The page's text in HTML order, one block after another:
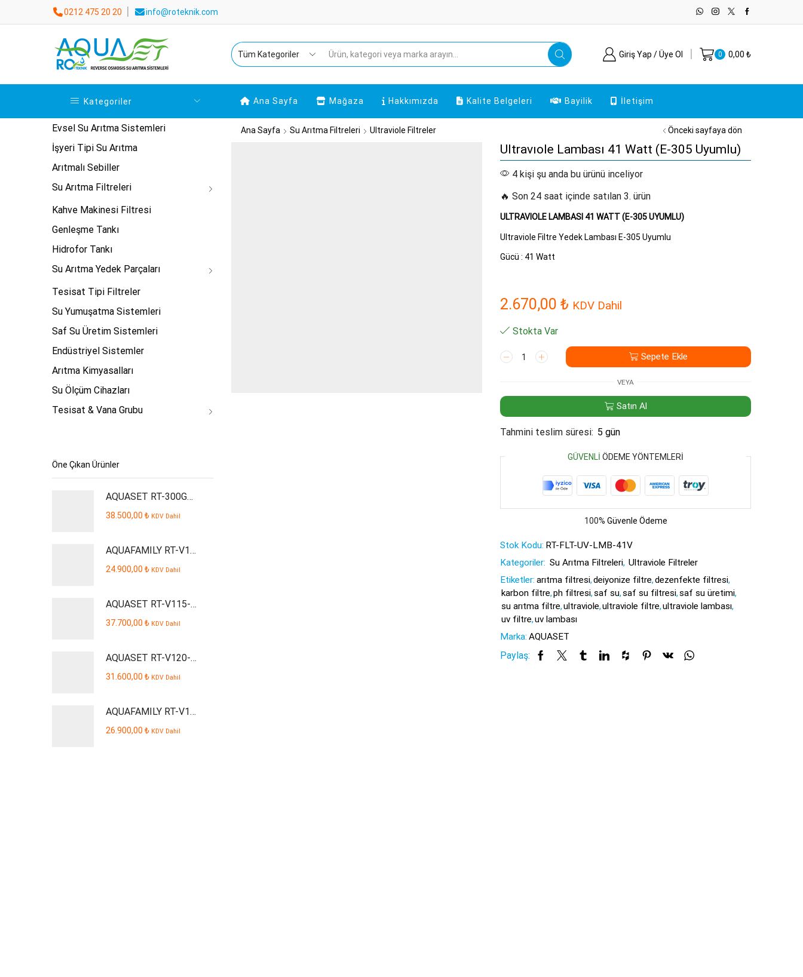
0212 475 20 20 info@roteknik.com
Search
Giriş Yap / Üye Ol 0 0,00 ₺
Kategoriler Ana Sayfa Mağaza Hakkımızda Kalite Belgeleri Bayilik İletişim
Ana Sayfa Su Arıtma Filtreleri Ultraviole Filtreler Önceki sayfaya dön
Ultravıole Lambası 41 Watt (E-305 Uyumlu)
4 kişi şu anda bu ürünü inceliyor
🔥 Son 24 saat içinde satılan 3. ürün
ULTRAVIOLE LAMBASI 41 WATT (E-305 UYUMLU)
Ultraviole Filtre Yedek Lambası E-305 Uyumlu
Gücü : 41 Watt
2.670,00 ₺ KDV Dahil
Stokta Var
Ultravıole
Lambası
(E-
305
adet
Sepete Ekle
VEYA
Satın Al
Tahmini teslim süresi: 5 gün
GÜVENLI ÖDEME YÖNTEMLERI
100% Güvenle Ödeme
Stok Kodu: RT-FLT-UV-LMB-41V
Kategoriler: Su Arıtma Filtreleri, Ultraviole Filtreler
Etiketler: arıtma filtresi,deiyonize filtre,dezenfekte filtresi,
karbon filtre,ph filtresi,saf su,saf su filtresi,saf su üretimi,
su arıtma filtre,ultraviole,ultraviole filtre,ultraviole lambası,
uv filtre,uv lambası
Marka: AQUASET
Paylaş:
Evsel Su Arıtma Sistemleri
İşyeri Tipi Su Arıtma
Arıtmalı Sebiller
Su Arıtma Filtreleri
Kahve Makinesi Filtresi
Genleşme Tankı
Hidrofor Tankı
Su Arıtma Yedek Parçaları
Tesisat Tipi Filtreler
Su Yumuşatma Sistemleri
Saf Su Üretim Sistemleri
Endüstriyel Sistemler
Arıtma Kimyasalları
Su Ölçüm Cihazları
Tesisat & Vana Grubu
Öne Çıkan Ürünler
AQUASET RT-300GPD Plus İşyeri Tipi Su Arıtma Cihazı
38.500,00 ₺ KDV Dahil
AQUAFAMILY RT-V109-P Smart Dijital Kabinli Pompalı Su Arıtma Cihazı
24.900,00 ₺ KDV Dahil
AQUASET RT-V115-P Smart Dijital Kabinli Pompalı Su Arıtma Cihazı
37.700,00 ₺ KDV Dahil
AQUASET RT-V120-P AQUSTA Smart Dijital Kabinli Pompalı Su Arıtma Cihazı
31.600,00 ₺ KDV Dahil
AQUAFAMILY RT-V110-P Smart Dijital Kabinli Pompalı Su Arıtma Cihazı
26.900,00 ₺ KDV Dahil